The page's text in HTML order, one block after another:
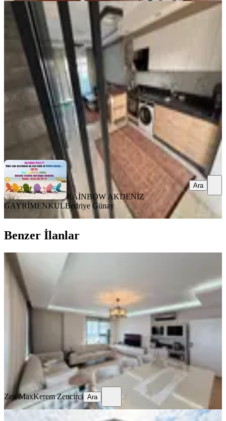
SİTE İÇİ
Side De 2+1 Mini Villa Konseptinde
Satılık Daire
Manavgat, Hatipler Mahallesi
2+1 · 110 m² Villa tipi 20.11.2025
7.500.000 ₺ Geri Dönüş: 11 yıl
RAİNBOW AKDENİZ GAYRİMENKULBedriye Günay
RAİNBOW AKDENİZ
GAYRİMENKULBedriye Günay
Ara
Benzer İlanlar
ÖNE ÇIKAN
%
Manavgat Aydınevlerde 3+1 Dubleks
Manavgat, Aydınevler Mahallesi
3+1·160 m²·4. Kat·22.07.2026
14.000.000 ₺14.500.000 ₺
Zen Max Kerem Zencirci
Ara
Zen MaxKerem Zencirci Ara